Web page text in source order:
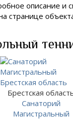
описание и
странице
Брестская
Санаторий
Магистральный